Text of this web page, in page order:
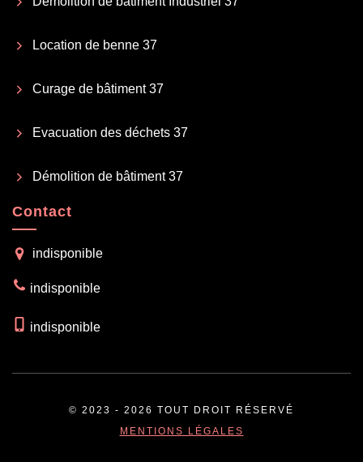
Location de benne 37
Curage de bâtiment 37
Evacuation des déchets 37
Démolition de bâtiment 37
Contact
indisponible
indisponible
indisponible
© 2023 - 2026 TOUT DROIT RÉSERVÉ
MENTIONS LÉGALES